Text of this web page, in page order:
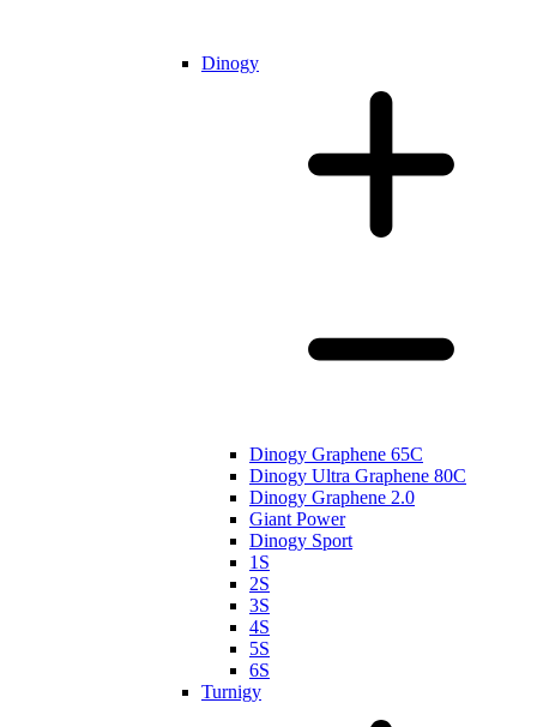
Dinogy
Dinogy Graphene 65C
Dinogy Ultra Graphene 80C
Dinogy Graphene 2.0
Giant Power
Dinogy Sport
1S
2S
3S
4S
5S
6S
Turnigy